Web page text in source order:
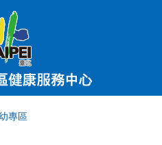
專區